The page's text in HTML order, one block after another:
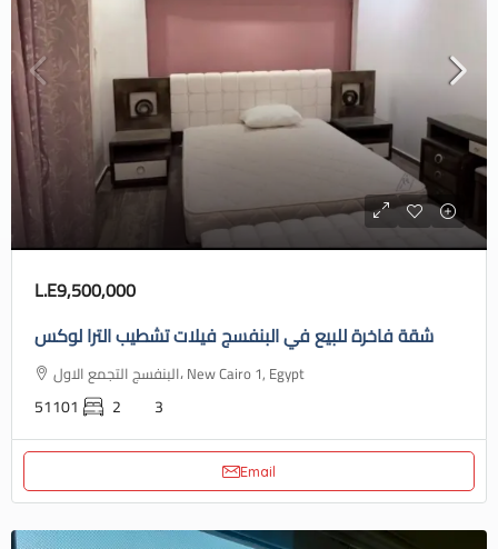
L.E9,500,000
شقة فاخرة للبيع في البنفسج فيلات تشطيب الترا لوكس
البنفسج التجمع الاول، New Cairo 1, Egypt
51101 2 3
Email